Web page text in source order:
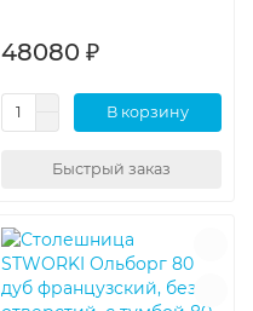
48080 ₽
В корзину
Быстрый заказ